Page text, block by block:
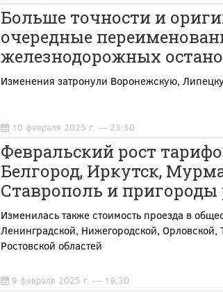
Больше точности и
очередные
железнодорожных
Изменения затронули Воронежскую,
10 февраля 2025 г. — 23:50
Февральский рост
Белгород, Иркутск,
Ставрополь и пригороды
Изменилась также стоимость проезда в
Ленинградской, Нижегородской, Орловской,
Ростовской областей
9 февраля 2025 г. — 19:30